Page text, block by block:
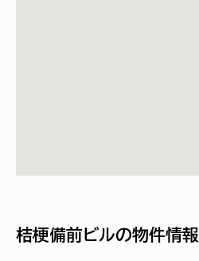
桔梗備前ビルの物件情報